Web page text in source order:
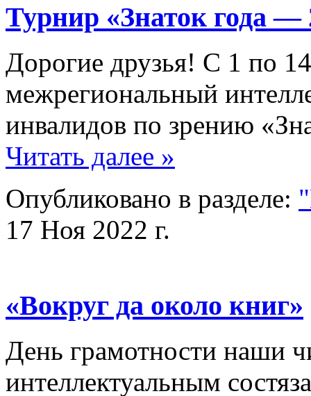
Турнир «Знаток года —
Дорогие друзья! С 1 по
межрегиональный
инвалидов по зрению
Читать далее »
Опубликовано в разделе:
17 Ноя 2022 г.
«Вокруг да около книг»
День грамотности наши
интеллектуальным